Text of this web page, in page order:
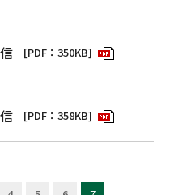
[PDF：350KB]
[PDF：358KB]